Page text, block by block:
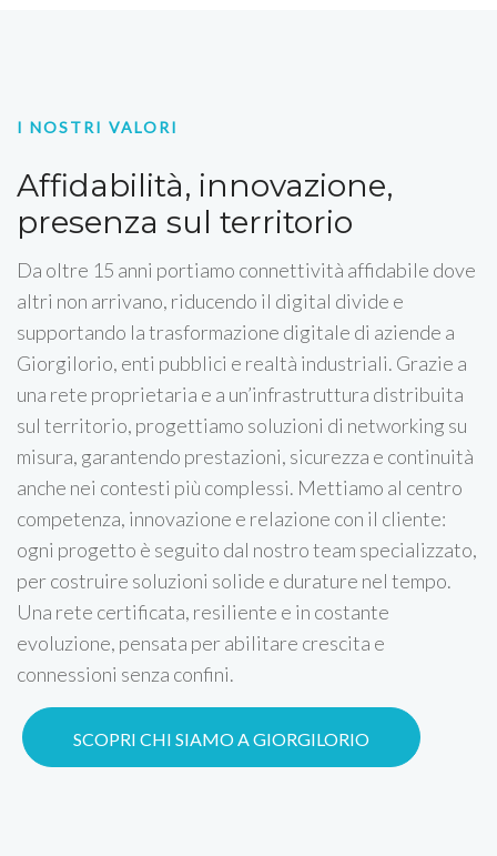
I NOSTRI VALORI
Affidabilità, innovazione,
presenza sul territorio
Da oltre 15 anni portiamo connettività affidabile dove
altri non arrivano, riducendo il digital divide e
supportando la trasformazione digitale di aziende a
Giorgilorio, enti pubblici e realtà industriali. Grazie a
una rete proprietaria e a un’infrastruttura distribuita
sul territorio, progettiamo soluzioni di networking su
misura, garantendo prestazioni, sicurezza e continuità
anche nei contesti più complessi. Mettiamo al centro
competenza, innovazione e relazione con il cliente:
ogni progetto è seguito dal nostro team specializzato,
per costruire soluzioni solide e durature nel tempo.
Una rete certificata, resiliente e in costante
evoluzione, pensata per abilitare crescita e
connessioni senza confini.
SCOPRI CHI SIAMO A GIORGILORIO